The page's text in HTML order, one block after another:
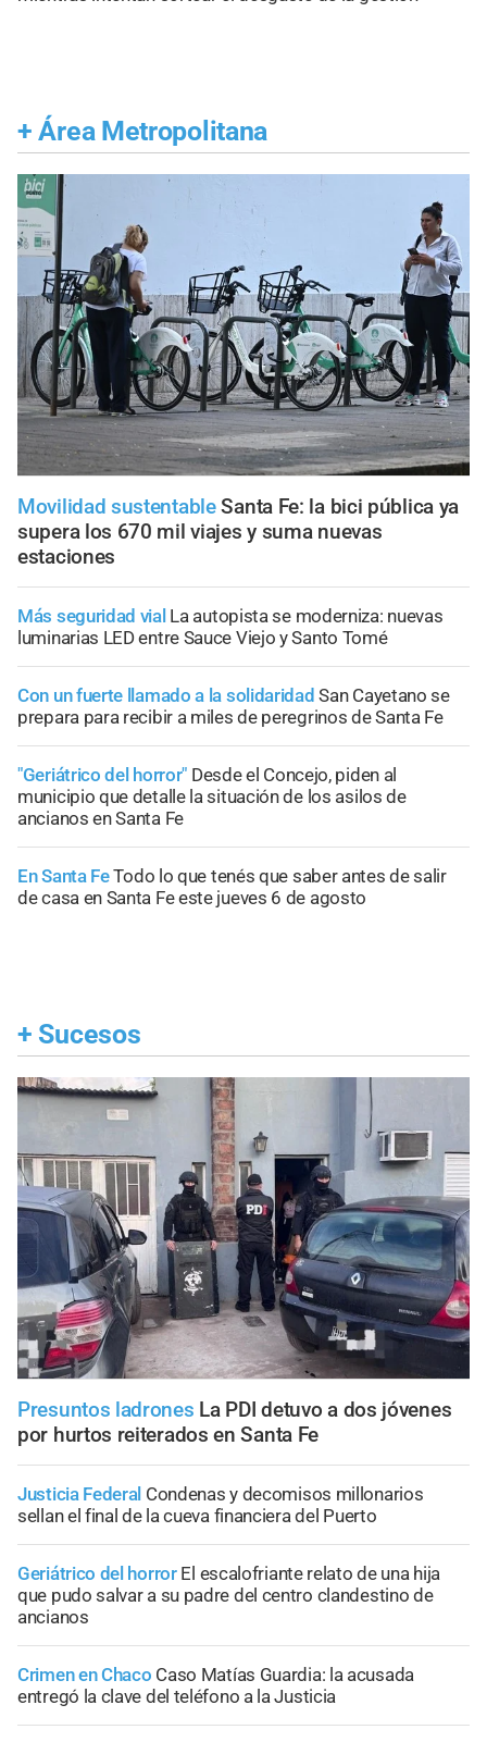
+ Área Metropolitana
Movilidad sustentable Santa Fe: la bici pública ya
supera los 670 mil viajes y suma nuevas
estaciones
Más seguridad vial La autopista se moderniza: nuevas
luminarias LED entre Sauce Viejo y Santo Tomé
Con un fuerte llamado a la solidaridad San Cayetano se
prepara para recibir a miles de peregrinos de Santa Fe
"Geriátrico del horror" Desde el Concejo, piden al
municipio que detalle la situación de los asilos de
ancianos en Santa Fe
En Santa FeTodo lo que tenés que saber antes de salir
de casa en Santa Fe este jueves 6 de agosto
+ Sucesos
Presuntos ladrones La PDI detuvo a dos jóvenes
por hurtos reiterados en Santa Fe
Justicia Federal Condenas y decomisos millonarios
sellan el final de la cueva financiera del Puerto
Geriátrico del horror El escalofriante relato de una hija
que pudo salvar a su padre del centro clandestino de
ancianos
Crimen en Chaco Caso Matías Guardia: la acusada
entregó la clave del teléfono a la Justicia